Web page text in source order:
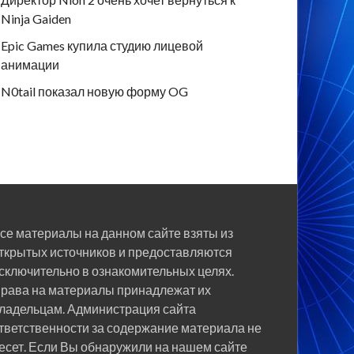
Ninja Gaiden
Epic Games купила студию лицевой
анимации
N0tail показал новую форму OG
материалы на данном сайте взяты из
источников и предоставляются
в ознакомительных целях.
на материалы принадлежат их
Администрация сайта
за содержание материала не
Если Вы обнаружили на нашем сайте